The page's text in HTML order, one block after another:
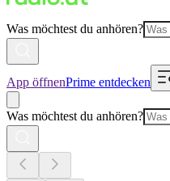
Was möchtest du anhören?
App öffnenPrime entdecken
Was möchtest du anhören?